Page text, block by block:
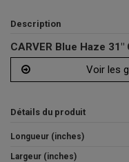
Description
CARVER Blue Haze
Voir les
Détails du produit
Longueur (inches)
Largeur (inches)